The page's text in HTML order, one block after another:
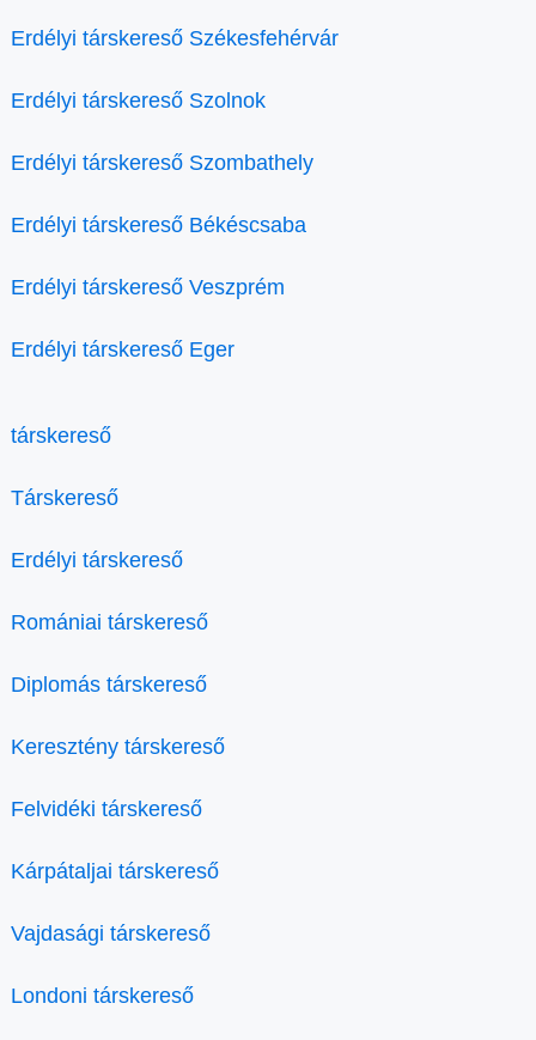
Erdélyi társkereső Székesfehérvár
Erdélyi társkereső Szolnok
Erdélyi társkereső Szombathely
Erdélyi társkereső Békéscsaba
Erdélyi társkereső Veszprém
Erdélyi társkereső Eger
társkereső
Társkereső
Erdélyi társkereső
Romániai társkereső
Diplomás társkereső
Keresztény társkereső
Felvidéki társkereső
Kárpátaljai társkereső
Vajdasági társkereső
Londoni társkereső